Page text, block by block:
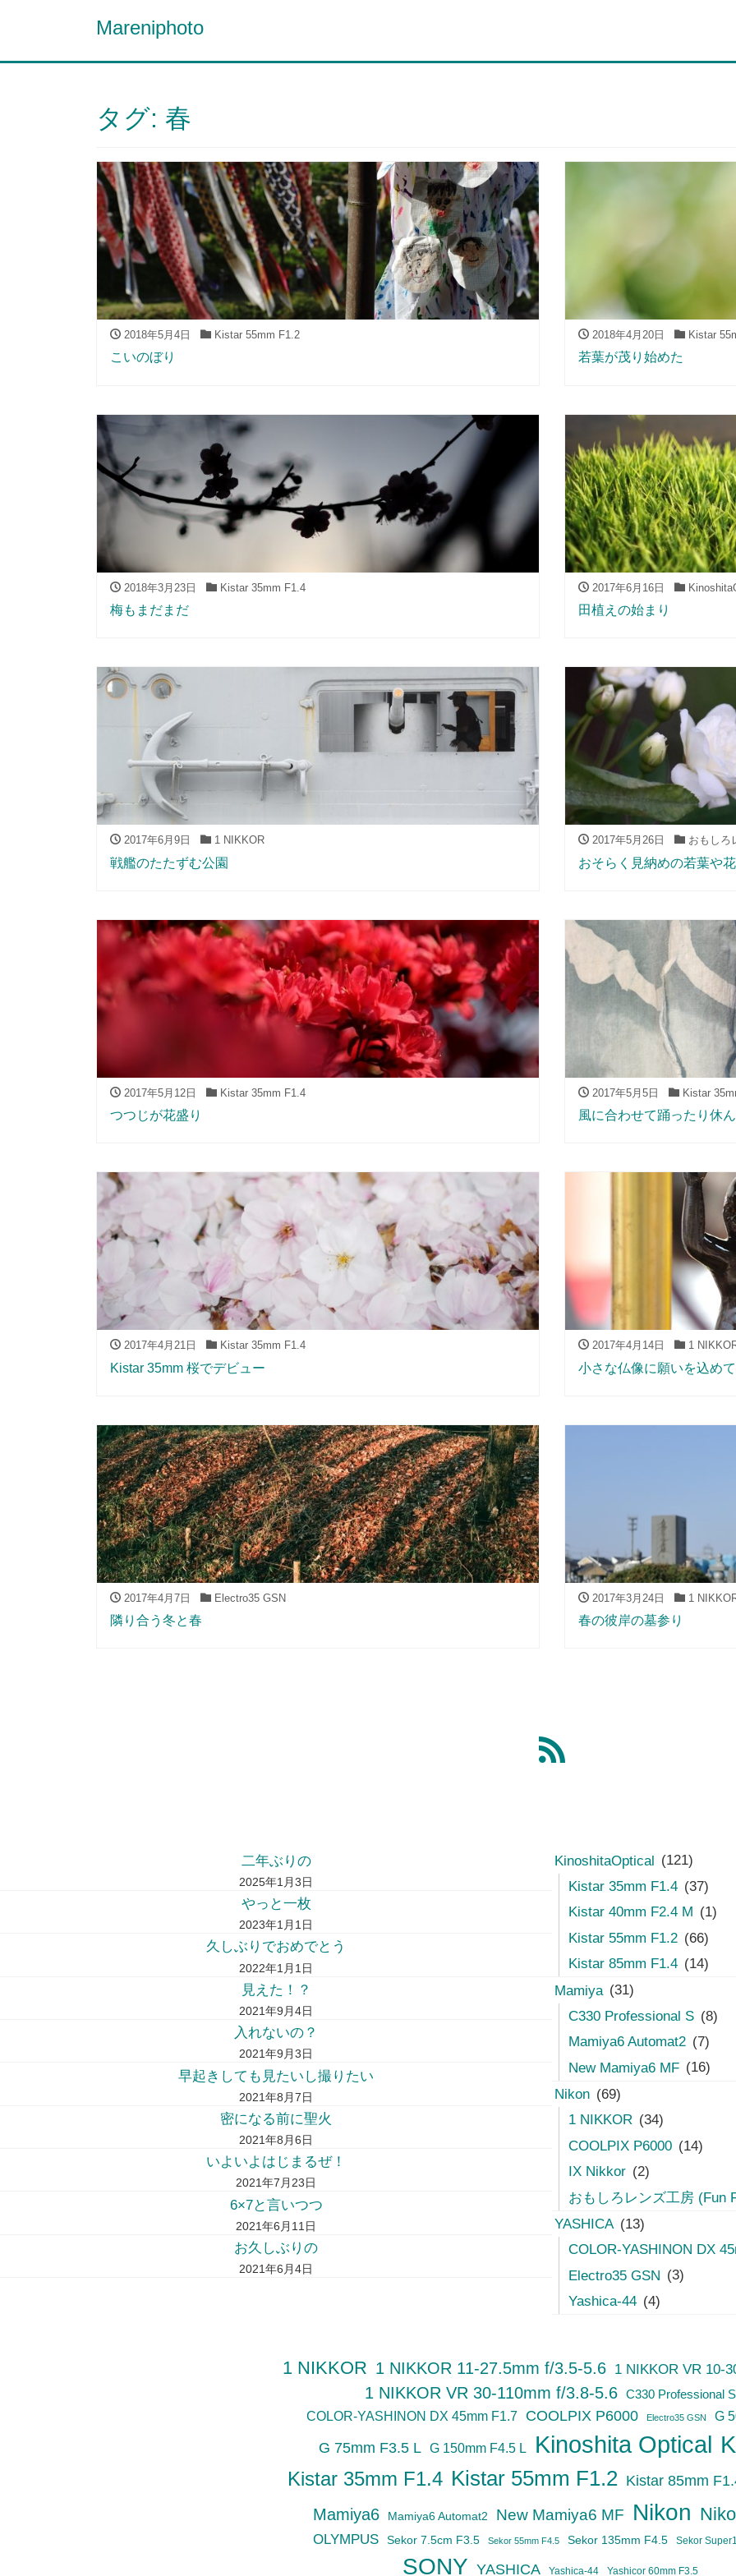
Mareniphoto
タグ: 春
2018年5月4日 Kistar 55mm F1.2
こいのぼり
2018年4月20日 Kistar
若葉が茂り始めた
2018年3月23日 Kistar 35mm F1.4
梅もまだまだ
2017年6月16日
田植えの始まり
2017年6月9日 1 NIKKOR
戦艦のたたずむ公園
2017年5月26日 おもしろ
おそらく見納めの若葉や
2017年5月12日 Kistar 35mm F1.4
つつじが花盛り
2017年5月5日 Kistar
風に合わせて踊ったり休
2017年4月21日 Kistar 35mm F1.4
Kistar 35mm 桜でデビュー
2017年4月14日 1
小さな仏像に願いを込めて
2017年4月7日 Electro35 GSN
隣り合う冬と春
2017年3月24日 1
春の彼岸の墓参り
二年ぶりの
2025年1月3日
やっと一枚
2023年1月1日
久しぶりでおめでとう
2022年1月1日
見えた！？
2021年9月4日
入れないの？
2021年9月3日
早起きしても見たいし撮りたい
2021年8月7日
密になる前に聖火
2021年8月6日
いよいよはじまるぜ！
2021年7月23日
6×7と言いつつ
2021年6月11日
お久しぶりの
2021年6月4日
KinoshitaOptical (121)
Kistar 35mm F1.4 (37)
Kistar 40mm F2.4 M (1)
Kistar 55mm F1.2 (66)
Kistar 85mm F1.4 (14)
Mamiya (31)
C330 Professional S (8)
Mamiya6 Automat2 (7)
New Mamiya6 MF (16)
Nikon (69)
1 NIKKOR (34)
COOLPIX P6000 (14)
IX Nikkor (2)
おもしろレンズ工房 (Fun
YASHICA (13)
COLOR-YASHINON DX
Electro35 GSN (3)
Yashica-44 (4)
1 NIKKOR 1 NIKKOR 11-27.5mm f/3.5-5.6 1 NIKKOR VR 10-
1 NIKKOR VR 30-110mm f/3.8-5.6
C330 Professional S
COLOR-YASHINON DX 45mm F1.7
COOLPIX P6000 Electro35 GSN G
G 75mm F3.5 L G 150mm F4.5 L Kinoshita Optical
Kistar 35mm F1.4 Kistar 55mm F1.2 Kistar 85mm
Mamiya6 Mamiya6 Automat2 New Mamiya6 MF Nikon
OLYMPUS Sekor 7.5cm F3.5 Sekor 55mm F4.5 Sekor 135mm F4.5 Sekor
SONY YASHICA Yashica-44 Yashicor 60mm F3.5